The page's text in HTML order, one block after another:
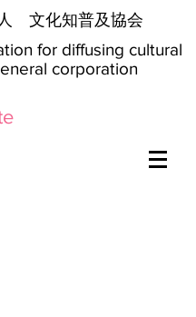
文化知普及協会
for diffusing cultural
corporation